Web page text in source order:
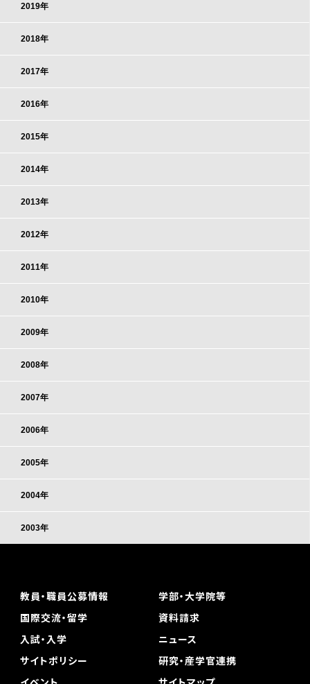
2019年
2018年
2017年
2016年
2015年
2014年
2013年
2012年
2011年
2010年
2009年
2008年
2007年
2006年
2005年
2004年
2003年
教員・職員公募情報
学部・大学院等
国際交流・留学
資料請求
入試・入学
ニュース
サイトポリシー
研究・産学官連携